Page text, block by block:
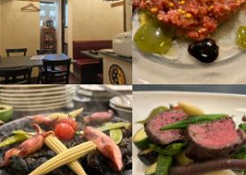
スペインで修行したオーナー直接全ての
スペインだけではなく、イタリアン、
なすシェフのもとで働きませんか？
小さいお店なのでお客様の顔を見ながら
ができます。将来独立するためのノウハ